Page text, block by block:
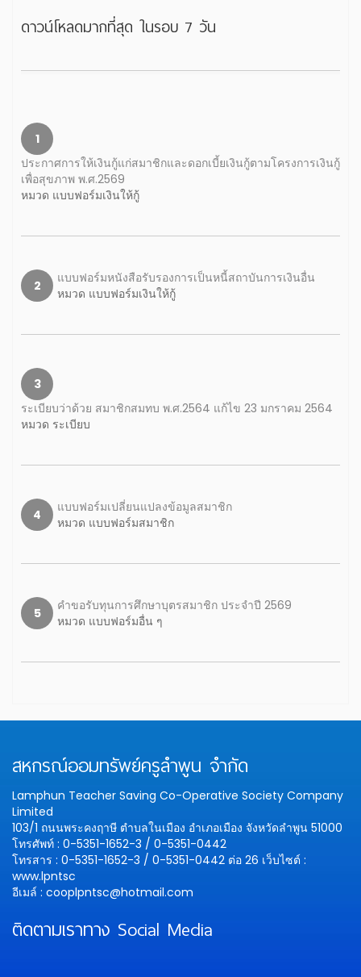
ดาวน์โหลดมากที่สุด ในรอบ 7 วัน
1
ประกาศการให้เงินกู้แก่สมาชิกและดอกเบี้ยเงินกู้ตามโครงการเงินกู้
เพื่อสุขภาพ พ.ศ.2569
หมวด แบบฟอร์มเงินให้กู้
2
แบบฟอร์มหนังสือรับรองการเป็นหนี้สถาบันการเงินอื่น
หมวด แบบฟอร์มเงินให้กู้
3
ระเบียบว่าด้วย สมาชิกสมทบ พ.ศ.2564 แก้ไข 23 มกราคม 2564
หมวด ระเบียบ
4
แบบฟอร์มเปลี่ยนแปลงข้อมูลสมาชิก
หมวด แบบฟอร์มสมาชิก
5
คำขอรับทุนการศึกษาบุตรสมาชิก ประจำปี 2569
หมวด แบบฟอร์มอื่น ๆ
สหกรณ์ออมทรัพย์ครูลำพูน จำกัด
Lamphun Teacher Saving Co-Operative Society Company
Limited
103/1 ถนนพระคงฤาษี ตำบลในเมือง อำเภอเมือง จังหวัดลำพูน 51000
โทรศัพท์ : 0-5351-1652-3 / 0-5351-0442
โทรสาร : 0-5351-1652-3 / 0-5351-0442 ต่อ 26 เว็บไซต์ :
www.lpntsc
อีเมล์ : cooplpntsc@hotmail.com
ติดตามเราทาง Social Media